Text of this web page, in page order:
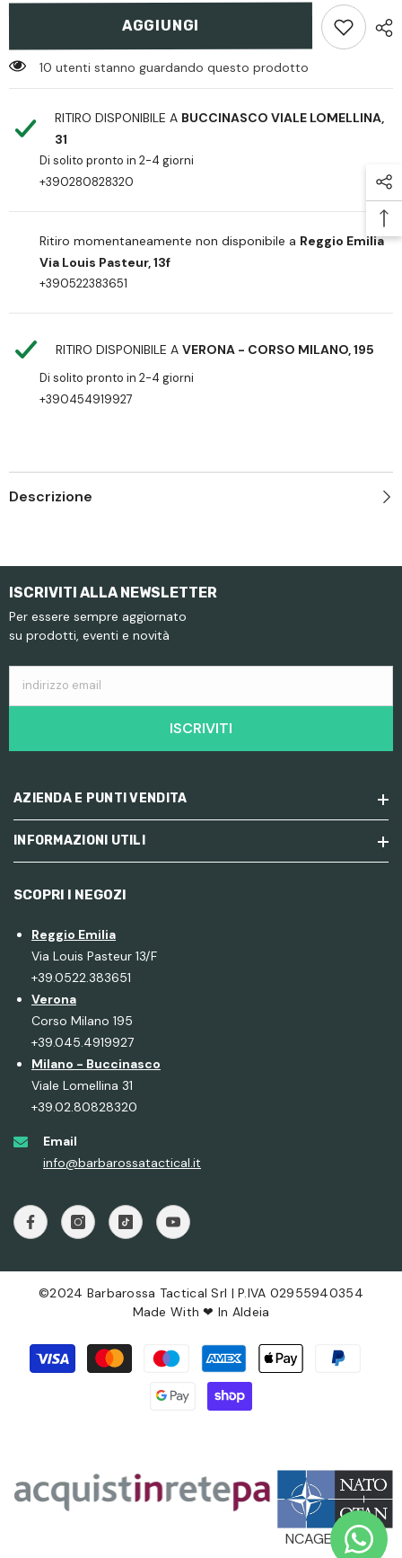
Strip
Concealment
or
9mm
Caliber
Revolver
Strip
Concealment
.38
or
or
AGGIUNGI
10 utenti stanno guardando questo prodotto
RITIRO DISPONIBILE A BUCCINASCO VIALE LOMELLINA,
31
Di solito pronto in 2-4 giorni
+390280828320
Ritiro momentaneamente non disponibile a Reggio Emilia
Via Louis Pasteur, 13f
+390522383651
RITIRO DISPONIBILE A VERONA - CORSO MILANO, 195
Di solito pronto in 2-4 giorni
+390454919927
Descrizione
ISCRIVITI ALLA NEWSLETTER
Per essere sempre aggiornato
su prodotti, eventi e novità
indirizzo email
ISCRIVITI
AZIENDA E PUNTI VENDITA
INFORMAZIONI UTILI
SCOPRI I NEGOZI
Reggio Emilia
Via Louis Pasteur 13/F
+39.0522.383651
Verona
Corso Milano 195
+39.045.4919927
Milano - Buccinasco
Viale Lomellina 31
+39.02.80828320
Email
info@barbarossatactical.it
©2024 Barbarossa Tactical Srl | P.IVA 02955940354
Made With ❤ In Aldeia
Metodi
di
pagamento
NCAGE: AX496